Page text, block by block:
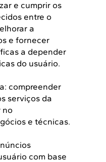
e cumprir os
entre o
a
e fornecer
a depender
do usuário.
compreender
serviços da
no
e técnicas.
com base